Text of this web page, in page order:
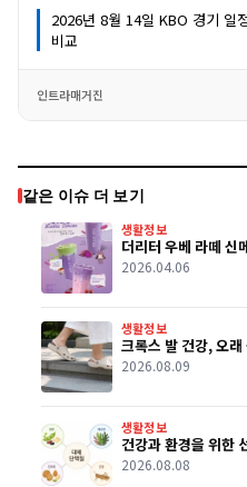
2026년 8월 14일 KBO 경기 일
비교
인트라매거진
같은 이슈 더 보기
생활정보
더리터 우베 라떼 신
2026.04.06
생활정보
크록스 발 건강, 오
2026.08.09
생활정보
건강과 환경을 위한
2026.08.08